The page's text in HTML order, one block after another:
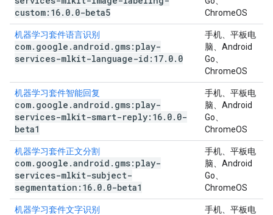
custom:16. 0. 0-beta5
ChromeOS
机器学习套件语言识别
com. google .android . gms:play-
services-mlkit-language-id:17. 0. 0
手机、平板电
脑、Android
Go、
ChromeOS
机器学习套件智能回复
com. google .android . gms:play-
services-mlkit-smart-reply:16. 0. 0-
beta1
手机、平板电
脑、Android
Go、
ChromeOS
机器学习套件正文分割
com. google .android . gms:play-
services-mlkit-subject-
segmentation:16. 0. 0-beta1
手机、平板电
脑、Android
Go、
ChromeOS
机器学习套件文字识别
手机、平板电